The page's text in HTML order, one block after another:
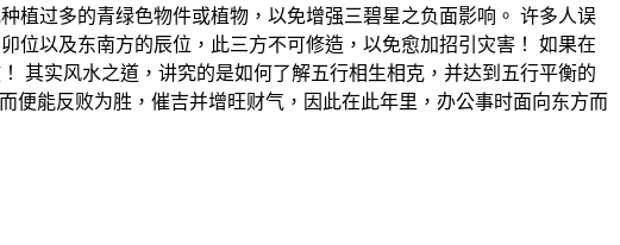
植过多的青绿色物件或植物，以免增强三碧星之负面影响。 许多人误
位以及东南方的辰位，此三方不可修造，以免愈加招引灾害！ 如果在
其实风水之道，讲究的是如何了解五行相生相克，并达到五行平衡的
便能反败为胜，催吉并增旺财气，因此在此年里，办公事时面向东方而